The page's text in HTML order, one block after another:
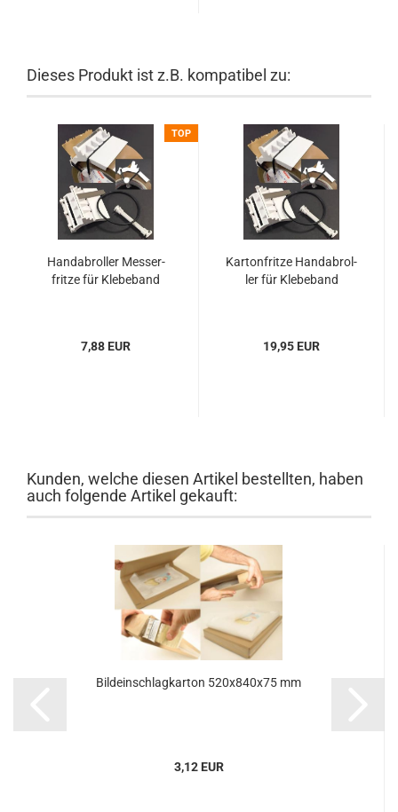
Dieses Produkt ist z.B. kompatibel zu:
TOP
Hand­ab­rol­ler Mes­ser­
frit­ze für Kle­be­band
7,88 EUR
Kar­ton­frit­ze Hand­ab­rol­
ler für Kle­be­band
19,95 EUR
Kunden, welche diesen Artikel bestellten, haben
auch folgende Artikel gekauft:
Bild­ein­schlag­kar­ton 520x840x75 mm
3,12 EUR